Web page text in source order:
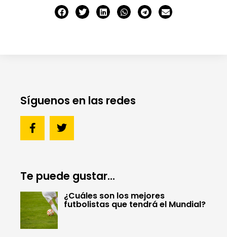
Síguenos en las redes
Te puede gustar...
¿Cuáles son los mejores
futbolistas que tendrá el Mundial?